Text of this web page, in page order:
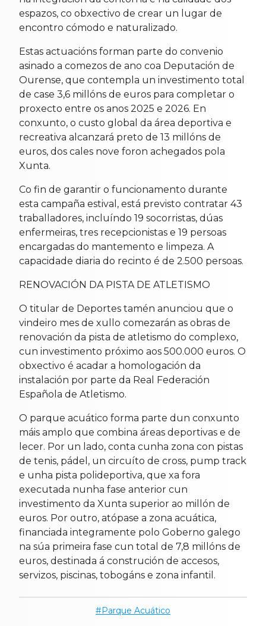
espazos, co obxectivo de crear un lugar de
encontro cómodo e naturalizado.
Estas actuacións forman parte do convenio
asinado a comezos de ano coa Deputación de
Ourense, que contempla un investimento total
de case 3,6 millóns de euros para completar o
proxecto entre os anos 2025 e 2026. En
conxunto, o custo global da área deportiva e
recreativa alcanzará preto de 13 millóns de
euros, dos cales nove foron achegados pola
Xunta.
Co fin de garantir o funcionamento durante
esta campaña estival, está previsto contratar 43
traballadores, incluíndo 19 socorristas, dúas
enfermeiras, tres recepcionistas e 19 persoas
encargadas do mantemento e limpeza. A
capacidade diaria do recinto é de 2.500 persoas.
RENOVACIÓN DA PISTA DE ATLETISMO
O titular de Deportes tamén anunciou que o
vindeiro mes de xullo comezarán as obras de
renovación da pista de atletismo do complexo,
cun investimento próximo aos 500.000 euros. O
obxectivo é acadar a homologación da
instalación por parte da Real Federación
Española de Atletismo.
O parque acuático forma parte dun conxunto
máis amplo que combina áreas deportivas e de
lecer. Por un lado, conta cunha zona con pistas
de tenis, pádel, un circuíto de cross, pump track
e unha pista polideportiva, que xa fora
executada nunha fase anterior cun
investimento da Xunta superior ao millón de
euros. Por outro, atópase a zona acuática,
financiada integramente polo Goberno galego
na súa primeira fase cun total de 7,8 millóns de
euros, destinada á construción de accesos,
servizos, piscinas, tobogáns e zona infantil.
Parque Acuático